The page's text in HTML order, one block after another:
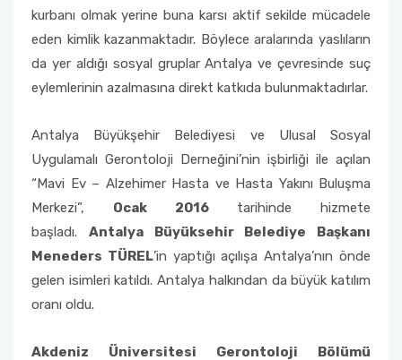
kurbanı olmak yerine buna karsı aktif sekilde mücadele
eden kimlik kazanmaktadır. Böylece aralarında yaslıların
da yer aldığı sosyal gruplar Antalya ve çevresinde suç
eylemlerinin azalmasına direkt katkıda bulunmaktadırlar.
Antalya Büyükşehir Belediyesi ve Ulusal Sosyal
Uygulamalı Gerontoloji Derneğini’nin işbirliği ile açılan
“Mavi Ev – Alzehimer Hasta ve Hasta Yakını Buluşma
Merkezi”, Ocak 2016tarihinde hizmete
başladı. Antalya Büyüksehir Belediye Başkanı
Meneders TÜREL’in yaptığı açılışa Antalya’nın önde
gelen isimleri katıldı. Antalya halkından da büyük katılım
oranı oldu.
Akdeniz Üniversitesi Gerontoloji Bölümü